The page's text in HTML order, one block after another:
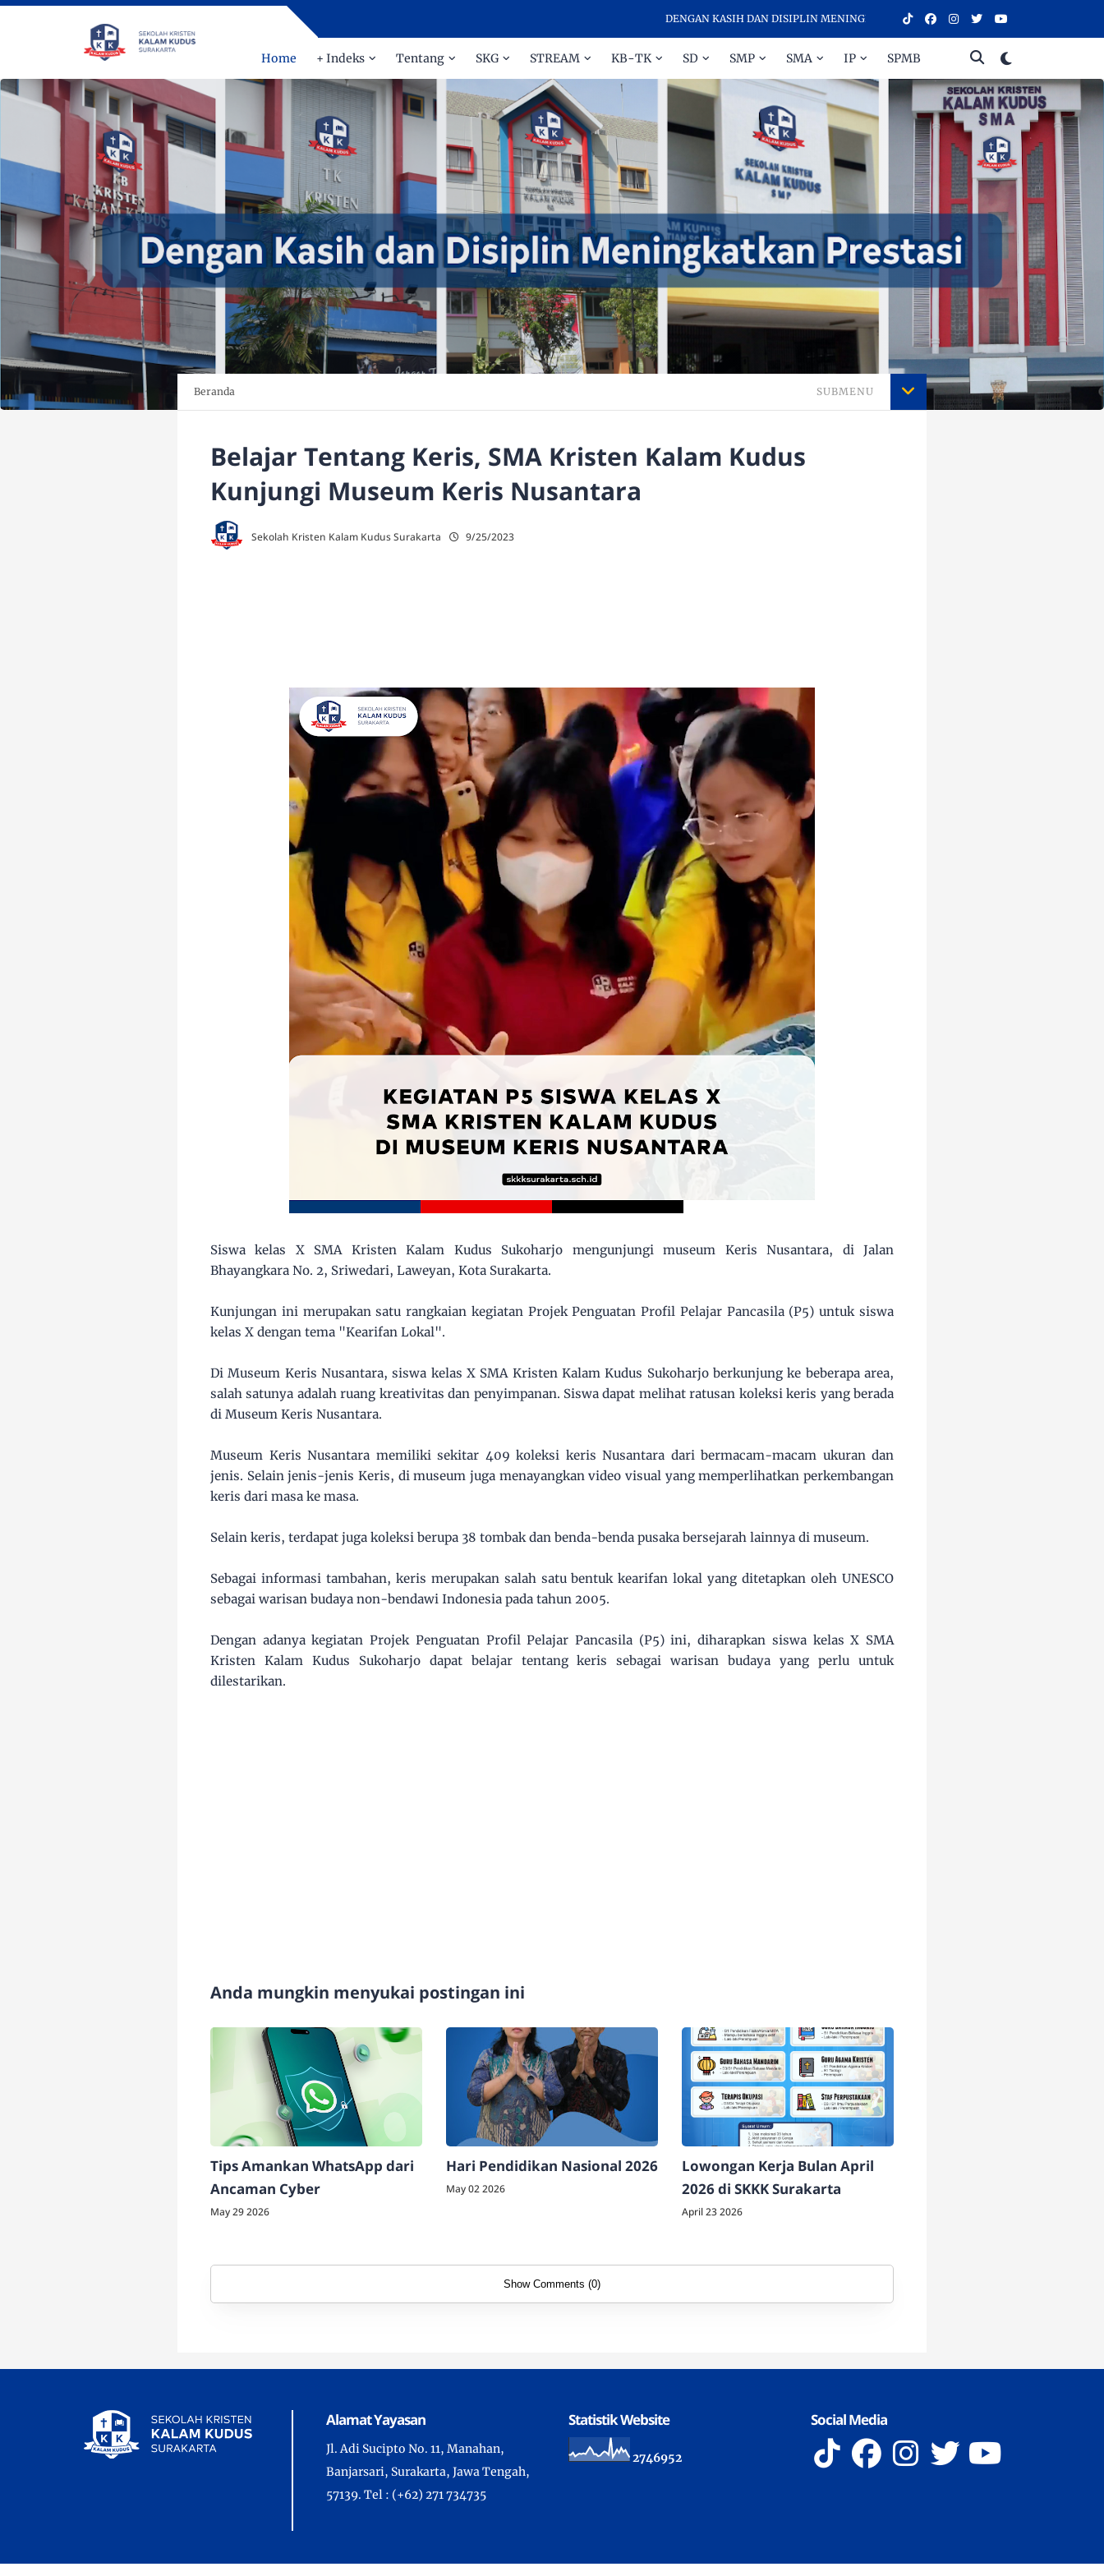
DENGAN KASIH DAN DISIPLIN MENINGKATKAN PRESTASI - SELAMAT DATANG DI SEKOLAH
Home + Indeks Tentang SKG STREAM KB-TK SD SMP SMA IP SPMB
Beranda SUBMENU
Belajar Tentang Keris, SMA Kristen Kalam Kudus
Kunjungi Museum Keris Nusantara
Sekolah Kristen Kalam Kudus Surakarta 9/25/2023
Siswa kelas X SMA Kristen Kalam Kudus Sukoharjo mengunjungi museum Keris Nusantara, di Jalan
Bhayangkara No. 2, Sriwedari, Laweyan, Kota Surakarta.
Kunjungan ini merupakan satu rangkaian kegiatan Projek Penguatan Profil Pelajar Pancasila (P5) untuk siswa
kelas X dengan tema "Kearifan Lokal".
Di Museum Keris Nusantara, siswa kelas X SMA Kristen Kalam Kudus Sukoharjo berkunjung ke beberapa area,
salah satunya adalah ruang kreativitas dan penyimpanan. Siswa dapat melihat ratusan koleksi keris yang berada
di Museum Keris Nusantara.
Museum Keris Nusantara memiliki sekitar 409 koleksi keris Nusantara dari bermacam-macam ukuran dan
jenis. Selain jenis-jenis Keris, di museum juga menayangkan video visual yang memperlihatkan perkembangan
keris dari masa ke masa.
Selain keris, terdapat juga koleksi berupa 38 tombak dan benda-benda pusaka bersejarah lainnya di museum.
Sebagai informasi tambahan, keris merupakan salah satu bentuk kearifan lokal yang ditetapkan oleh UNESCO
sebagai warisan budaya non-bendawi Indonesia pada tahun 2005.
Dengan adanya kegiatan Projek Penguatan Profil Pelajar Pancasila (P5) ini, diharapkan siswa kelas X SMA
Kristen Kalam Kudus Sukoharjo dapat belajar tentang keris sebagai warisan budaya yang perlu untuk
dilestarikan.
Anda mungkin menyukai postingan ini
Tips Amankan WhatsApp dari
Ancaman Cyber
May 29 2026
Hari Pendidikan Nasional 2026
May 02 2026
Lowongan Kerja Bulan April
2026 di SKKK Surakarta
April 23 2026
Show Comments (0)
Alamat Yayasan
Jl. Adi Sucipto No. 11, Manahan,
Banjarsari, Surakarta, Jawa Tengah,
57139. Tel : (+62) 271 734735
Statistik Website
2746952
Social Media